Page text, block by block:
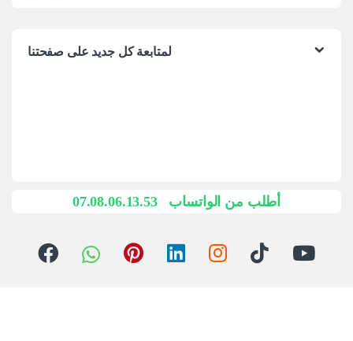
لمتابعة كل جديد على صفحتنا
07.08.06.13.53 أطلب من الواتساب